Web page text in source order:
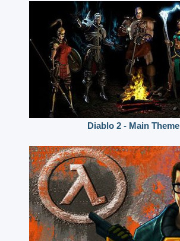
Diablo 2 - Main Theme